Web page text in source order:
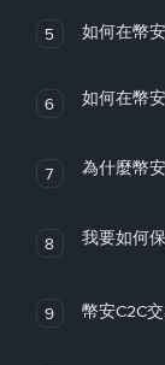
5 如何在幣
6 如何在幣
7 為什麼幣
8 我要如何
9 幣安C2C